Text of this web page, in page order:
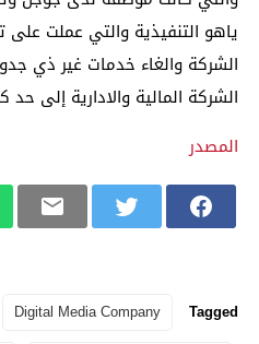
ياهو التنفيذية والتي عملت
الشركة والغاء خدمات غير ذي
الشركة المالية والادارية إلى حد
المصدر
Tagged
Digital Media Company